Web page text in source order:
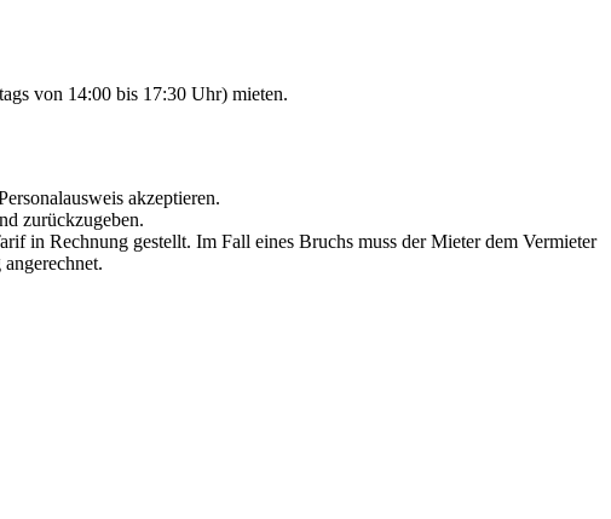
von 14:00 bis 17:30 Uhr) mieten.
akzeptieren.
zurückzugeben.
in Rechnung gestellt. Im Fall eines Bruchs muss der Mieter dem Vermieter